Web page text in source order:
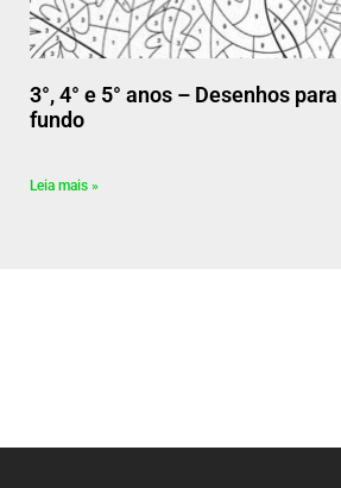
3°, 4° e 5° anos – Desenhos
fundo
Leia mais »